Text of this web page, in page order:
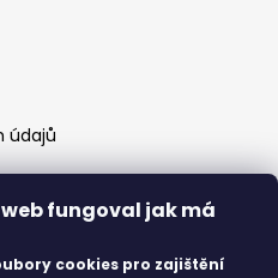
fungoval jak má
cookies pro zajištění
údajů